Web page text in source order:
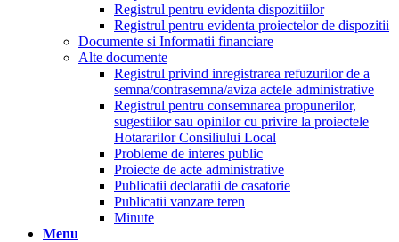
Registrul pentru evidenta dispozitiilor
Registrul pentru evidenta proiectelor de dispozitii
Documente si Informatii financiare
Alte documente
Registrul privind inregistrarea refuzurilor de a
semna/contrasemna/aviza actele administrative
Registrul pentru consemnarea propunerilor,
sugestiilor sau opinilor cu privire la proiectele
Hotararilor Consiliului Local
Probleme de interes public
Proiecte de acte administrative
Publicatii declaratii de casatorie
Publicatii vanzare teren
Minute
Menu